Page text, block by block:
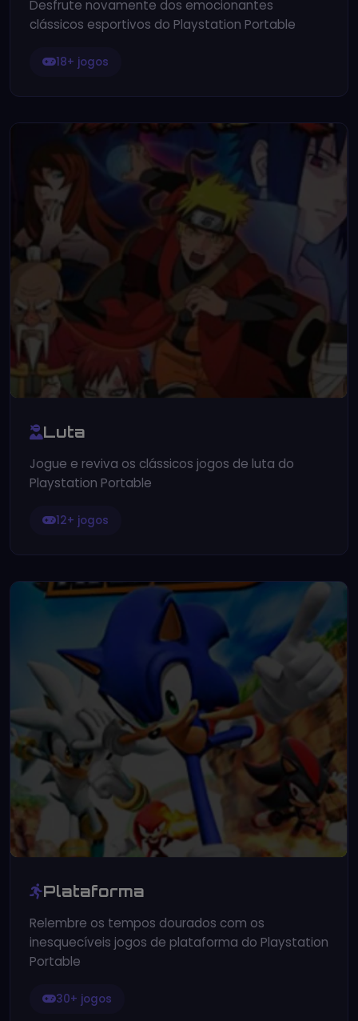
Desfrute novamente dos emocionantes
clássicos esportivos do Playstation Portable
18+ jogos
Luta
Jogue e reviva os clássicos jogos de luta do
Playstation Portable
12+ jogos
Plataforma
Relembre os tempos dourados com os
inesquecíveis jogos de plataforma do Playstation
Portable
30+ jogos